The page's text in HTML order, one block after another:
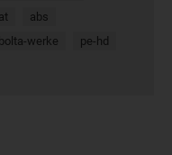
abs
bolta-werke
pe-hd